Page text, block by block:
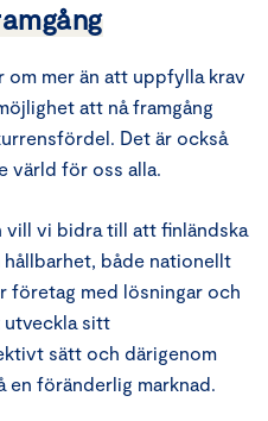
om mer än att uppfylla krav
att nå framgång
Det är också
värld för oss alla.
vill vi bidra till att finländska
både nationellt
företag med lösningar och
utveckla sitt
sätt och därigenom
en föränderlig marknad.